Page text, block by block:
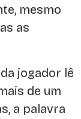
mesmo
as
jogador lê
de um
a palavra